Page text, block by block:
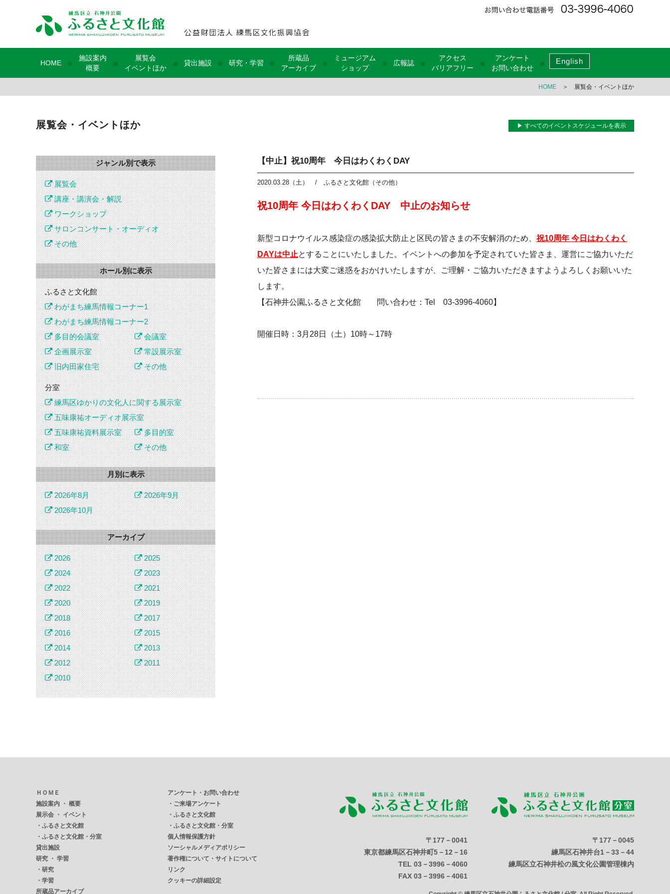
HOME
施設案内
概要
展覧会
イベントほか
貸出施設 研究・学習
所蔵品
アーカイブ
ミュージアム
ショップ
広報誌
アクセス
バリアフリー
アンケート
お問い合わせ
English
HOME ＞ 展覧会・イベントほか
展覧会・イベントほか ▶ すべてのイベントスケジュールを表示
ジャンル別で表示
展覧会
講座・講演会・解説
ワークショップ
サロンコンサート・オーディオ
その他
ホール別に表示
ふるさと文化館
わがまち練馬情報コーナー1
わがまち練馬情報コーナー2
多目的会議室
会議室
企画展示室
常設展示室
旧内田家住宅
その他
分室
練馬区ゆかりの文化人に関する展示室
五味康祐オーディオ展示室
五味康祐資料展示室
多目的室
和室
その他
月別に表示
2026年8月
2026年9月
2026年10月
アーカイブ
2026
2025
2024
2023
2022
2021
2020
2019
2018
2017
2016
2015
2014
2013
2012
2011
2010
【中止】祝10周年 今日はわくわくDAY
2020.03.28（土） / ふるさと文化館（その他）
祝10周年 今日はわくわくDAY 中止のお知らせ
新型コロナウイルス感染症の感染拡大防止と区民の皆さまの不安解消のため、祝10周年 今日はわくわく
DAYは中止とすることにいたしました。イベントへの参加を予定されていた皆さま、運営にご協力いただ
いた皆さまには大変ご迷惑をおかけいたしますが、ご理解・ご協力いただきますようよろしくお願いいた
します。
【石神井公園ふるさと文化館 問い合わせ：Tel 03-3996-4060】
開催日時：3月28日（土）10時～17時
ＨＯＭＥ
施設案内 ・ 概要
展示会 ・ イベント
・ ふるさと文化館
・ ふるさと文化館・分室
貸出施設
研究 ・ 学習
・ 研究
・ 学習
所蔵品アーカイブ
アンケート・お問い合わせ
・ ご来場アンケート
・ ふるさと文化館
・ ふるさと文化館・分室
個人情報保護方針
ソーシャルメディアポリシー
著作権について・サイトについて
リンク
クッキーの詳細設定
〒177－0045
練馬区石神井台1－33－44
練馬区立石神井松の風文化公園管理棟内
〒177－0041
東京都練馬区石神井町5－12－16
TEL 03－3996－4060
FAX 03－3996－4061